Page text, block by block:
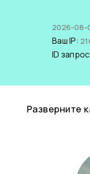
2026-08-
Ваш IP:
ID
Разверните